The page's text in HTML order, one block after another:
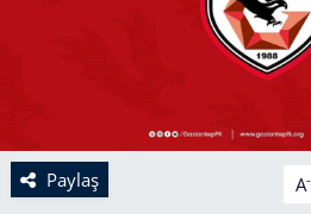
Paylaş A-